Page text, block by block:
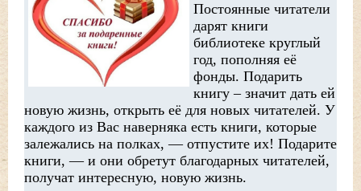
Постоянные читатели
дарят книги
библиотеке круглый
год, пополняя её
фонды. Подарить
книгу – значит дать ей
новую жизнь, открыть её для новых читателей. У
каждого из Вас наверняка есть книги, которые
залежались на полках, — отпустите их! Подарите
книги, — и они обретут благодарных читателей,
получат интересную, новую жизнь.